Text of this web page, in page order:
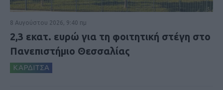
8 Αυγούστου 2026, 9:40 πμ
2,3 εκατ. ευρώ για τη φοιτητική στέγη στο
Πανεπιστήμιο Θεσσαλίας
ΚΑΡΔΙΤΣΑ